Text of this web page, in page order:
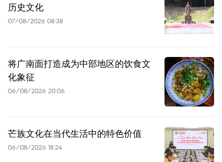
历史文化
07/08/2026 08:38
将广南面打造成为中部地区的饮食文
化象征
06/08/2026 20:06
芒族文化在当代生活中的特色价值
06/08/2026 18:24